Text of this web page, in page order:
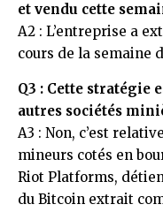
et vendu cette
A2 : L’entreprise a
cours de la semaine
Q3 : Cette stratégie
autres sociétés
A3 : Non, c’est
mineurs cotés en
Riot Platforms,
du Bitcoin extrait